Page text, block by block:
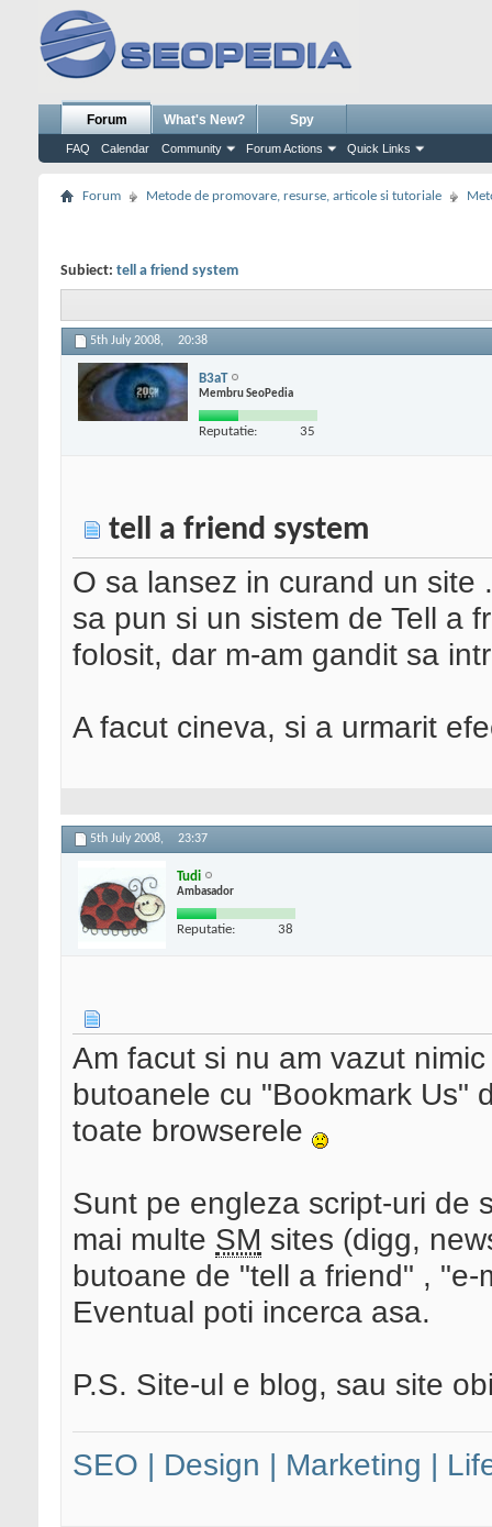
Forum
FAQ Calendar Community Forum Actions Quick Links
What's New? Spy
Forum Metode de promovare, resurse, articole si tutoriale
Subiect: tell a friend system
5th July 2008, 20:38
B3aT
Membru SeoPedia
Reputatie: 35
tell a friend system
O sa lansez in curand un
sa pun si un sistem de Tell a
folosit, dar m-am gandit sa
A facut cineva, si a urmarit
5th July 2008, 23:37
Tudi
Ambasador
Reputatie: 38
Am facut si nu am vazut
butoanele cu "Bookmark Us"
toate browserele
Sunt pe engleza script-uri de
mai multe SM sites (digg,
butoane de "tell a friend" ,
Eventual poti incerca asa.
P.S. Site-ul e blog, sau site
SEO | Design | Marketing |